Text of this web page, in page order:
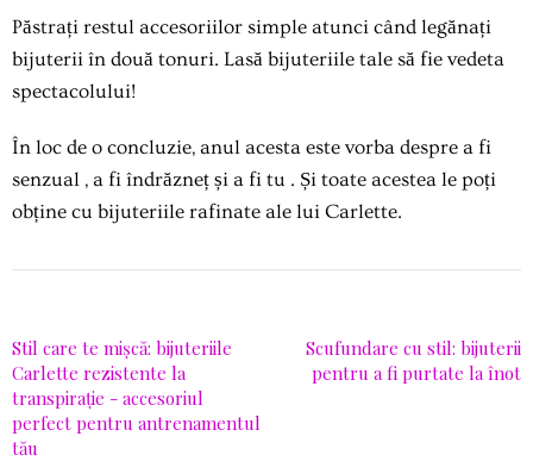
Păstrați restul accesoriilor simple atunci când legănați
bijuterii în două tonuri. Lasă bijuteriile tale să fie vedeta
spectacolului!
În loc de o concluzie, anul acesta este vorba despre a fi
senzual , a fi îndrăzneț și a fi tu . Și toate acestea le poți
obține cu bijuteriile rafinate ale lui Carlette.
Stil care te mișcă: bijuteriile
Carlette rezistente la
transpirație - accesoriul
perfect pentru antrenamentul
tău
Scufundare cu stil: bijuterii
pentru a fi purtate la înot